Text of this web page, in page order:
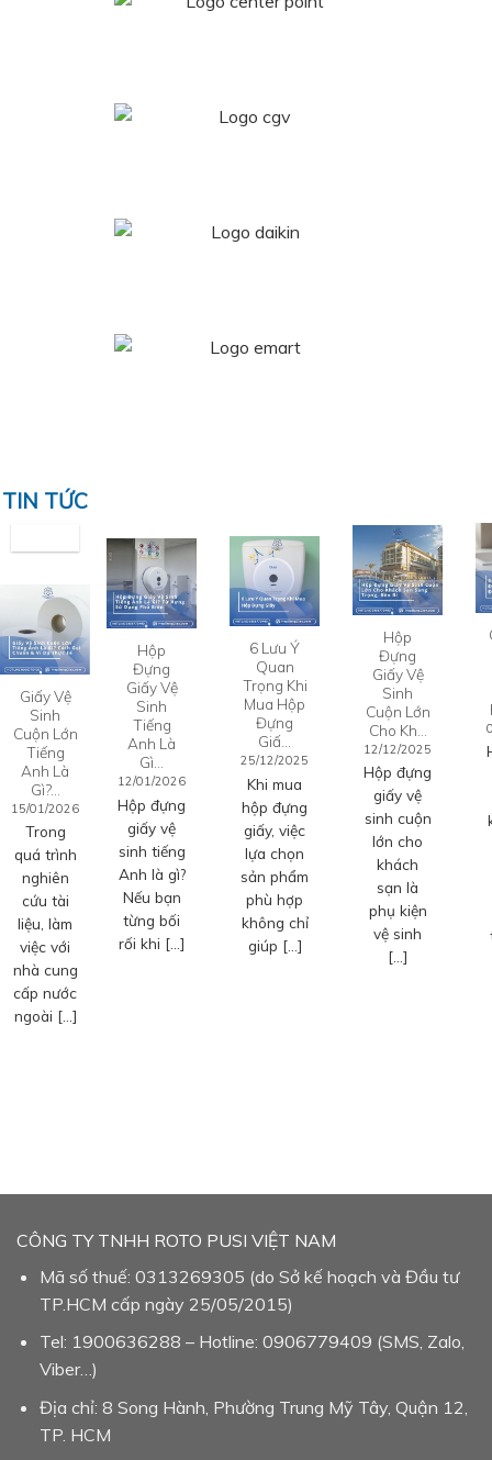
TIN TỨC
Giấy Vệ
Sinh
Cuộn Lớn
Tiếng
Anh Là
Gì?…
15/01/2026
Trong
quá trình
nghiên
cứu tài
liệu, làm
việc với
nhà cung
cấp nước
ngoài […]
Hộp
Đựng
Giấy Vệ
Sinh
Tiếng
Anh Là
Gì…
12/01/2026
Hộp đựng
giấy vệ
sinh tiếng
Anh là gì?
Nếu bạn
từng bối
rối khi […]
6 Lưu Ý
Quan
Trọng Khi
Mua Hộp
Đựng
Giấ…
25/12/2025
Khi mua
hộp đựng
giấy, việc
lựa chọn
sản phẩm
phù hợp
không chỉ
giúp […]
Hộp
Đựng
Giấy Vệ
Sinh
Cuộn Lớn
Cho Kh…
12/12/2025
Hộp đựng
giấy vệ
sinh cuộn
lớn cho
khách
sạn là
phụ kiện
vệ sinh
[…]
CÔNG TY TNHH ROTO PUSI VIỆT NAM
Mã số thuế: 0313269305 (do Sở kế hoạch và Đầu tư
TP.HCM cấp ngày 25/05/2015)
Tel: 1900636288 – Hotline: 0906779409 (SMS, Zalo,
Viber…)
Địa chỉ: 8 Song Hành, Phường Trung Mỹ Tây, Quận 12,
TP. HCM